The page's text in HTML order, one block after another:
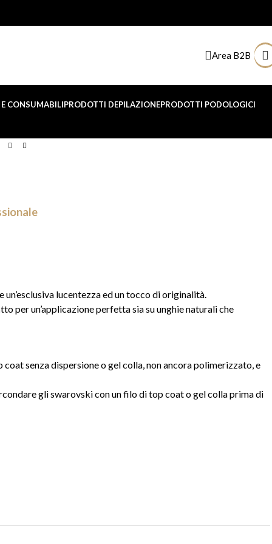
Area B2B
CONSUMABILIPRODOTTI DEPILAZIONEPRODOTTI PODOLOGICI
un’esclusiva lucentezza ed un tocco di originalità.
per un’applicazione perfetta sia su unghie naturali che
senza dispersione o gel colla, non ancora polimerizzato, e
gli swarovski con un filo di top coat o gel colla prima di